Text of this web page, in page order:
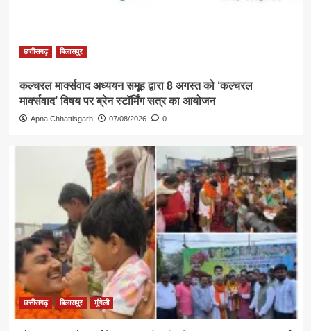
छत्तीसगढ़ बिलासपुर
कल्चरल मार्क्सवाद अध्ययन समूह द्वारा 8 अगस्त को ‘कल्चरल
मार्क्सवाद’ विषय पर ब्रेन स्टॉर्मिंग सत्र का आयोजन
Apna Chhattisgarh 07/08/2026 0
छत्तीसगढ़ बिलासपुर मुंगेली